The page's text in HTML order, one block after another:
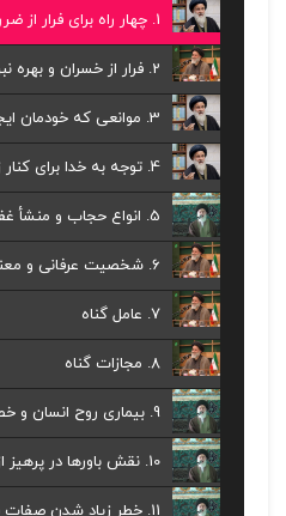
1. چهار راه برای فرار از ضرر معنوی
2. فرار از خسران و بهره نبردن از دنیا
4. توجه به خدا برای کنار زدن حجاب ها
5. انواع حجاب و منشأ غفلت
6. شخصیت عرفانی و معنوی امام سجاد(ع)
7. عامل گناه
8. مجازات گناه
9. بیماری روح انسان و خطرات آن
10. نقش باورها در پرهیز از گناه
11. خطر زیاد شدن صفات بد